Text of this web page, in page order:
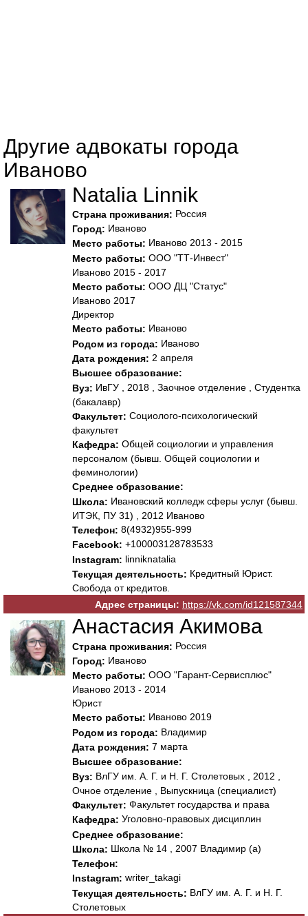
Другие адвокаты города
Иваново
Natalia Linnik
Страна проживания: Россия
Город: Иваново
Место работы: Иваново 2013 - 2015
Место работы: OOO "ТТ-Инвест"
Иваново 2015 - 2017
Место работы: ООО ДЦ "Статус"
Иваново 2017
Директор
Место работы: Иваново
Родом из города: Иваново
Дата рождения: 2 апреля
Высшее образование:
Вуз: ИвГУ , 2018 , Заочное отделение , Студентка
(бакалавр)
Факультет: Социолого-психологический
факультет
Кафедра: Общей социологии и управления
персоналом (бывш. Общей социологии и
феминологии)
Среднее образование:
Школа: Ивановский колледж сферы услуг (бывш.
ИТЭК, ПУ 31) , 2012 Иваново
Телефон: 8(4932)955-999
Facebook: +100003128783533
Instagram: linniknatalia
Текущая деятельность: Кредитный Юрист.
Свобода от кредитов.
Адрес страницы: https://vk.com/id121587344
Анастасия Акимова
Страна проживания: Россия
Город: Иваново
Место работы: ООО "Гарант-Сервисплюс"
Иваново 2013 - 2014
Юрист
Место работы: Иваново 2019
Родом из города: Владимир
Дата рождения: 7 марта
Высшее образование:
Вуз: ВлГУ им. А. Г. и Н. Г. Столетовых , 2012 ,
Очное отделение , Выпускница (специалист)
Факультет: Факультет государства и права
Кафедра: Уголовно-правовых дисциплин
Среднее образование:
Школа: Школа № 14 , 2007 Владимир (а)
Телефон:
Instagram: writer_takagi
Текущая деятельность: ВлГУ им. А. Г. и Н. Г.
Столетовых